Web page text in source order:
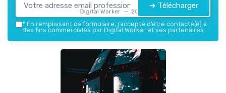
Digital Worker — 2026
➔ Télécharger
* En remplissant ce formulaire, j’accepte d’être contacté(e) à
des fins commerciales par Digital Worker et ses partenaires.